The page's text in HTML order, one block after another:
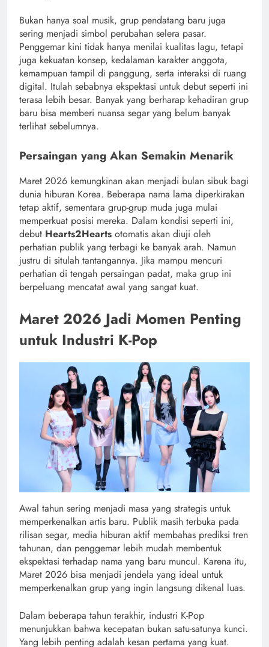
Bukan hanya soal musik, grup pendatang baru juga
sering menjadi simbol perubahan selera pasar.
Penggemar kini tidak hanya menilai kualitas lagu, tetapi
juga kekuatan konsep, kedalaman karakter anggota,
kemampuan tampil di panggung, serta interaksi di ruang
digital. Itulah sebabnya ekspektasi untuk debut seperti ini
terasa lebih besar. Banyak yang berharap kehadiran grup
baru bisa memberi nuansa segar yang belum banyak
terlihat sebelumnya.
Persaingan yang Akan Semakin Menarik
Maret 2026 kemungkinan akan menjadi bulan sibuk bagi
dunia hiburan Korea. Beberapa nama lama diperkirakan
tetap aktif, sementara grup-grup muda juga mulai
memperkuat posisi mereka. Dalam kondisi seperti ini,
debut Hearts2Hearts otomatis akan diuji oleh
perhatian publik yang terbagi ke banyak arah. Namun
justru di situlah tantangannya. Jika mampu mencuri
perhatian di tengah persaingan padat, maka grup ini
berpeluang mencatat awal yang sangat kuat.
Maret 2026 Jadi Momen Penting
untuk Industri K-Pop
Awal tahun sering menjadi masa yang strategis untuk
memperkenalkan artis baru. Publik masih terbuka pada
rilisan segar, media hiburan aktif membahas prediksi tren
tahunan, dan penggemar lebih mudah membentuk
ekspektasi terhadap nama yang baru muncul. Karena itu,
Maret 2026 bisa menjadi jendela yang ideal untuk
memperkenalkan grup yang ingin langsung dikenal luas.
Dalam beberapa tahun terakhir, industri K-Pop
menunjukkan bahwa kecepatan bukan satu-satunya kunci.
Yang lebih penting adalah kesan pertama yang kuat.